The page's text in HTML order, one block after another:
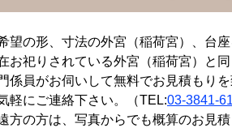
望の形、寸法の外宮（稲荷宮）、台
お祀りされている外宮（稲荷宮）と
係員がお伺いして無料でお見積もりを
軽にご連絡下さい。（TEL:03-3841-
方の方は、写真からでも概算のお見